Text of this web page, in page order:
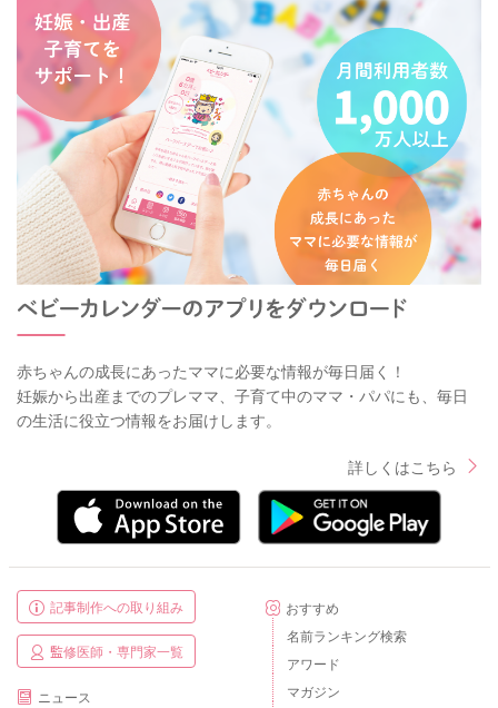
赤ちゃんの成長にあったママに必要な情報が毎日届く！
妊娠から出産までのプレママ、子育て中のママ・パパにも、毎日
の生活に役立つ情報をお届けします。
詳しくはこちら
記事制作への取り組み
監修医師・専門家一覧
ニュース
おすすめ
名前ランキング検索
アワード
マガジン